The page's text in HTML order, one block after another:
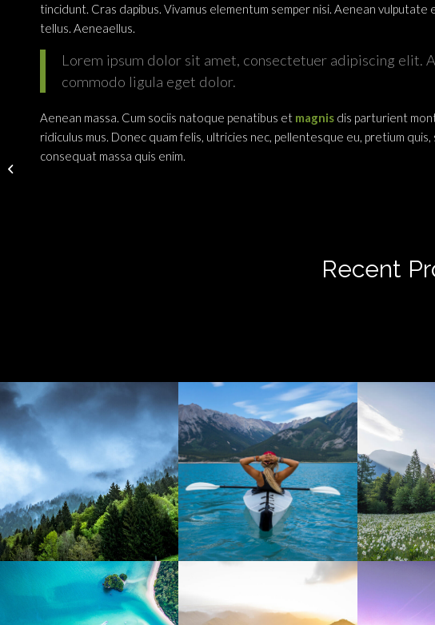
tincidunt. Cras dapibus. Vivamus elementum semper nisi. Aenean vulputate
tellus. Aeneaellus.
Lorem ipsum dolor sit amet, consectetuer adipiscing elit.
commodo ligula eget dolor.
Aenean massa. Cum sociis natoque penatibus et magnis dis parturient
ridiculus mus. Donec quam felis, ultricies nec, pellentesque eu, pretium quis,
consequat massa quis enim.
Recent
Sherwood Forest South Africa